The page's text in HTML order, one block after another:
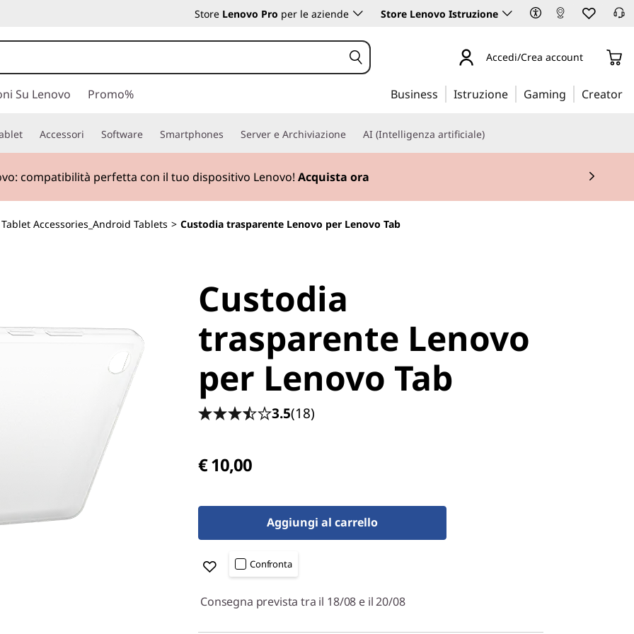
Store Lenovo Pro per le aziende Store Lenovo Istruzione
Accedi/Crea account
Su Lenovo Promo% Business Istruzione Gaming Creator
Accessori Software Smartphones Server e Archiviazione AI (Intelligenza artificiale)
compatibilità perfetta con il tuo dispositivo Lenovo! Acquista ora
Tablet Accessories_Android Tablets > Custodia trasparente Lenovo per Lenovo Tab
Custodia
trasparente Lenovo
per Lenovo Tab
3.5(18)
€ 10,00
Aggiungi al carrello
Confronta
Consegna prevista tra il 18/08 e il 20/08